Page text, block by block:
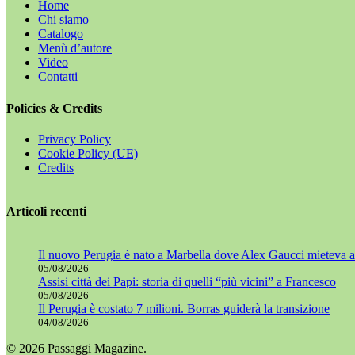
Home
Chi siamo
Catalogo
Menù d’autore
Video
Contatti
Policies & Credits
Privacy Policy
Cookie Policy (UE)
Credits
Articoli recenti
Il nuovo Perugia è nato a Marbella dove Alex Gaucci mieteva
05/08/2026
Assisi città dei Papi: storia di quelli “più vicini” a Francesco
05/08/2026
Il Perugia è costato 7 milioni. Borras guiderà la transizione
04/08/2026
© 2026 Passaggi Magazine.